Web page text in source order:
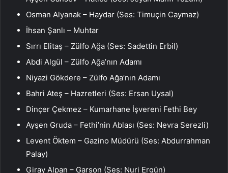
Osman Alyanak – Haydar (Ses: Timuçin Caymaz)
İhsan Şanlı – Muhtar
Sırrı Elitaş – Zülfo Ağa (Ses: Sadettin Erbil)
Abdi Algül – Zülfo Ağa’nın Adamı
Niyazi Gökdere – Zülfo Ağa’nın Adamı
Bahri Ateş – Hazretleri (Ses: Ersan Uysal)
Dinçer Çekmez – Kumarhane İşvereni Fethi Bey
Ayşen Gruda – Fethi’nin Ablası (Ses: Nevra Serezli)
Levent Öktem – Gazino Müdürü (Ses: Abdurrahman
Palay)
Giray Alpan – Garson (Ses: Nuri Ergün)